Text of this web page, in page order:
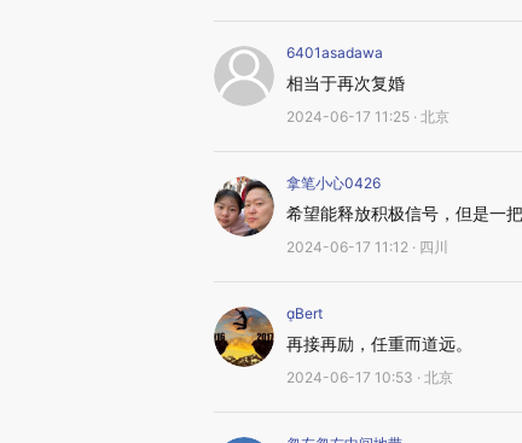
6401asadawa
相当于再次复婚
2024-06-17 11:25 · 北京
拿笔小心0426
希望能释放积极信号，但是一
2024-06-17 11:12 · 四川
Bert
再接再励，任重而道远。
2024-06-17 10:53 · 北京